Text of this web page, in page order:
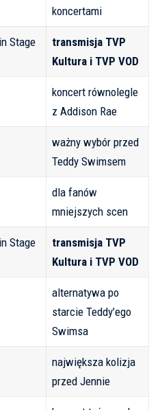
koncertami
Stage
transmisja TVP
Kultura i TVP VOD
koncert równolegle
z Addison Rae
ważny wybór przed
Teddy Swimsem
dla fanów
mniejszych scen
Stage
transmisja TVP
Kultura i TVP VOD
alternatywa po
starcie Teddy’ego
Swimsa
największa kolizja
przed Jennie